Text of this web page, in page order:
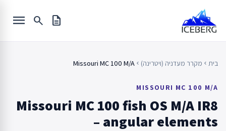
content
description
search
menu
בית chevron_left מקרר מעדניה (ויטרינה) chevron_left
Missouri MC 100 M/A
MISSOURI MC 100 M/A
Missouri MC 100 fish OS M/A IR8
– angular elements